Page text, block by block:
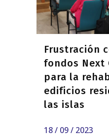
Frustración
fondos Next
para la
edificios
las islas
18 / 09 / 2023